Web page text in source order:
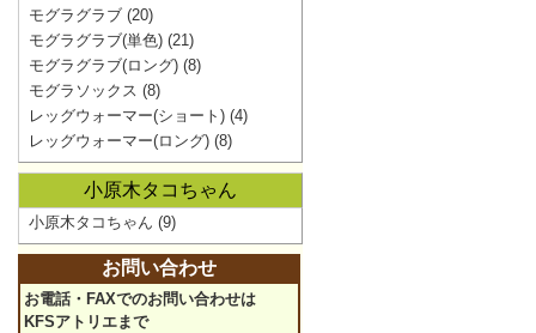
モグラグラブ (20)
モグラグラブ(単色) (21)
モグラグラブ(ロング) (8)
モグラソックス (8)
レッグウォーマー(ショート) (4)
レッグウォーマー(ロング) (8)
小原木タコちゃん
小原木タコちゃん (9)
お問い合わせ
お電話・FAXでのお問い合わせは
KFSアトリエまで